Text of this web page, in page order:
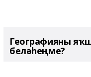
Географияны
беләһеңме?